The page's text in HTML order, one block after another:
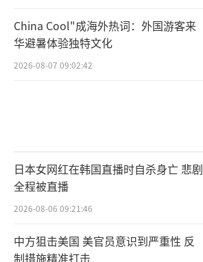
China Cool"成海外热词：外国游客来
华避暑体验独特文化
2026-08-07 09:02:42
日本女网红在韩国直播时自杀身亡 悲剧
全程被直播
2026-08-06 09:21:46
中方狙击美国 美官员意识到严重性 反
制措施精准打击